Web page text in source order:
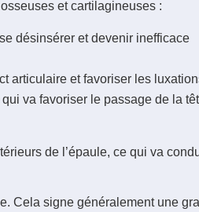
et cartilagineuses :
désinsérer et devenir inefficace
articulaire et favoriser les
va favoriser le passage de la
de l’épaule, ce qui va
Cela signe généralement une